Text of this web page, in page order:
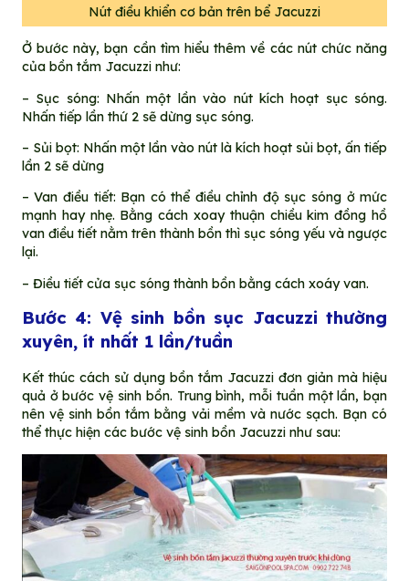
Nút điều khiển cơ bản trên bể Jacuzzi
Ở bước này, bạn cần tìm hiểu thêm về các nút chức năng
của bồn tắm Jacuzzi như:
– Sục sóng: Nhấn một lần vào nút kích hoạt sục sóng.
Nhấn tiếp lần thứ 2 sẽ dừng sục sóng.
– Sủi bọt: Nhấn một lần vào nút là kích hoạt sủi bọt, ấn tiếp
lần 2 sẽ dừng
– Van điều tiết: Bạn có thể điều chỉnh độ sục sóng ở mức
mạnh hay nhẹ. Bằng cách xoay thuận chiều kim đồng hồ
van điều tiết nằm trên thành bồn thì sục sóng yếu và ngược
lại.
– Điều tiết cửa sục sóng thành bồn bằng cách xoáy van.
Bước 4: Vệ sinh bồn sục Jacuzzi thường
xuyên, ít nhất 1 lần/tuần
Kết thúc cách sử dụng bồn tắm Jacuzzi đơn giản mà hiệu
quả ở bước vệ sinh bồn. Trung bình, mỗi tuần một lần, bạn
nên vệ sinh bồn tắm bằng vải mềm và nước sạch. Bạn có
thể thực hiện các bước vệ sinh bồn Jacuzzi như sau: